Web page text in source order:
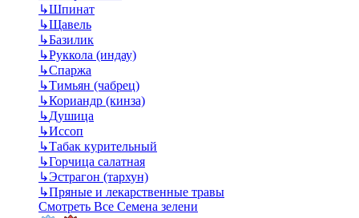
↳Шпинат
↳Щавель
↳Базилик
↳Руккола (индау)
↳Спаржа
↳Тимьян (чабрец)
↳Кориандр (кинза)
↳Душица
↳Иссоп
↳Табак курительный
↳Горчица салатная
↳Эстрагон (тархун)
↳Пряные и лекарственные травы
Смотреть Все Семена зелени